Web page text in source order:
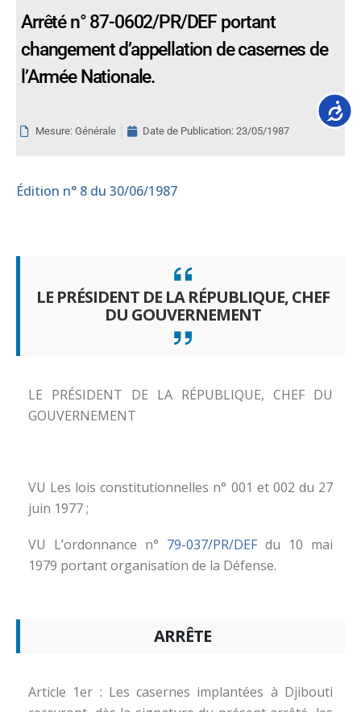
Arrêté n° 87-0602/PR/DEF portant
changement d’appellation de casernes de
l’Armée Nationale.
Mesure: Générale Date de Publication: 23/05/1987
Édition n° 8 du 30/06/1987
LE PRÉSIDENT DE LA RÉPUBLIQUE, CHEF
DU GOUVERNEMENT
LE PRÉSIDENT DE LA RÉPUBLIQUE, CHEF DU
GOUVERNEMENT
VU Les lois constitutionnelles n° 001 et 002 du 27
juin 1977 ;
VU L’ordonnance n° 79-037/PR/DEF du 10 mai
1979 portant organisation de la Défense.
ARRÊTE
Article 1er : Les casernes implantées à Djibouti